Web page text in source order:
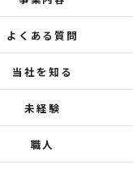
よくある質問
当社を知る
未経験
職人